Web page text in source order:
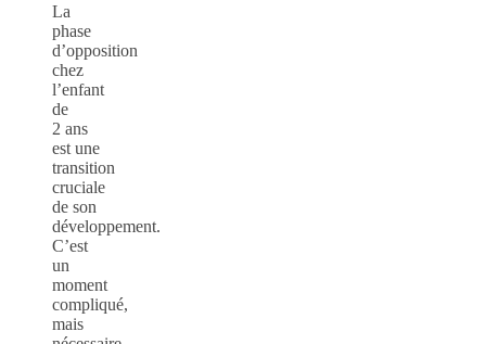
La
phase
d’opposition
chez
l’enfant
de
2 ans
est une
transition
cruciale
de son
développement.
C’est
un
moment
compliqué,
mais